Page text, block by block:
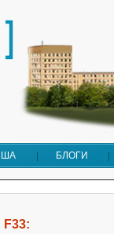
БЛОГИ
F33: